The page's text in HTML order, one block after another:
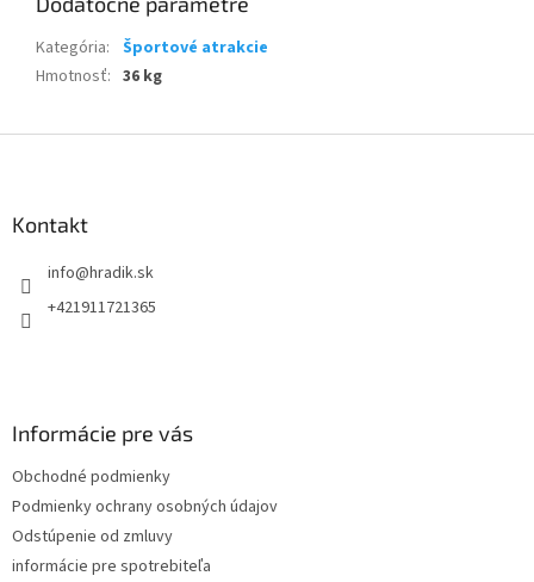
Kategória: Športové atrakcie
Hmotnosť: 36 kg
Kontakt
info@hradik.sk
+421911721365
Informácie pre vás
Obchodné podmienky
Podmienky ochrany osobných údajov
Odstúpenie od zmluvy
informácie pre spotrebiteľa